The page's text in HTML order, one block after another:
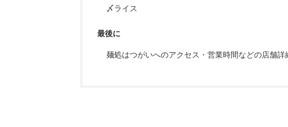
〆ライス
最後に
麺処はつがいへのアクセス・営業時間などの店舗詳